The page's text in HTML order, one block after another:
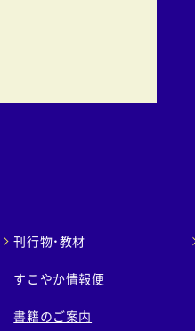
刊行物・教材
すこやか情報便
書籍のご案内